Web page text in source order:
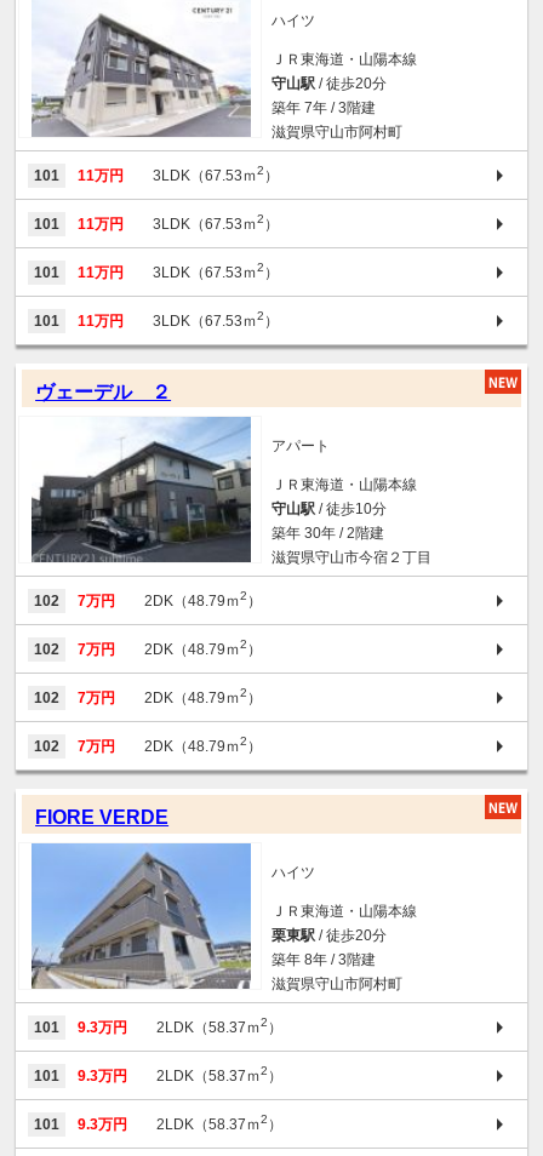
ハイツ
ＪＲ東海道・山陽本線
守山駅 / 徒歩20分
築年 7年 / 3階建
滋賀県守山市阿村町
101 11万円 3LDK（67.53ｍ2 ）
101 11万円 3LDK（67.53ｍ2 ）
101 11万円 3LDK（67.53ｍ2 ）
101 11万円 3LDK（67.53ｍ2 ）
ヴェーデル ２
アパート
ＪＲ東海道・山陽本線
守山駅 / 徒歩10分
築年 30年 / 2階建
滋賀県守山市今宿２丁目
102 7万円 2DK（48.79ｍ2 ）
102 7万円 2DK（48.79ｍ2 ）
102 7万円 2DK（48.79ｍ2 ）
102 7万円 2DK（48.79ｍ2 ）
FIORE VERDE
ハイツ
ＪＲ東海道・山陽本線
栗東駅 / 徒歩20分
築年 8年 / 3階建
滋賀県守山市阿村町
101 9.3万円 2LDK（58.37ｍ2 ）
101 9.3万円 2LDK（58.37ｍ2 ）
101 9.3万円 2LDK（58.37ｍ2 ）